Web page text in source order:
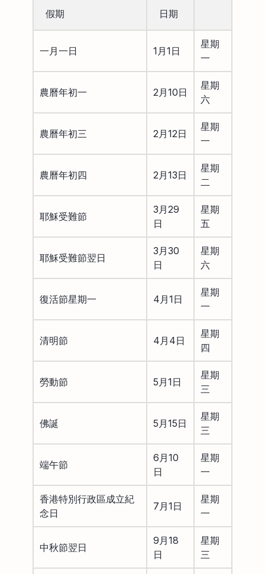
假期 日期
一月一日 1月1日
星期
一
農曆年初一 2月10日
星期
六
農曆年初三 2月12日
星期
一
農曆年初四 2月13日
星期
二
耶穌受難節
3月29
日
星期
五
耶穌受難節翌日
3月30
日
星期
六
復活節星期一 4月1日
星期
一
清明節 4月4日
星期
四
勞動節 5月1日
星期
三
佛誕 5月15日
星期
三
端午節
6月10
日
星期
一
香港特別行政區成立紀
念日
7月1日
星期
一
中秋節翌日
9月18
日
星期
三